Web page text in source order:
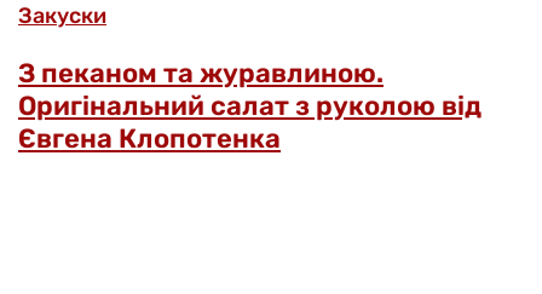
Закуски
З пеканом та журавлиною.
Оригінальний салат з руколою від
Євгена Клопотенка